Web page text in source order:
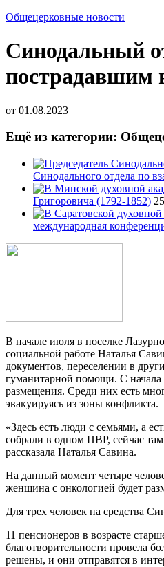
Общецерковные новости
Синодальный
пострадавшим
от 01.08.2023
Ещё из категории:
Синодального отдела по
Григоровича (1792-1852)
международная
В начале июля в поселке
социальной работе Наталья
документов, переселении в
гуманитарной помощи. С начала
размещения. Среди них есть
эвакуируясь из зоны конфликта.
«Здесь есть люди с семьями, а
собрали в одном ПВР, сейчас
рассказала Наталья Савина.
На данный момент четыре
женщина с онкологией будет
Для трех человек на средства
11 пенсионеров в возрасте
благотворительности провела
решены, и они отправятся в